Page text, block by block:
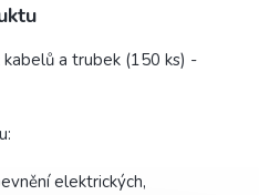
a trubek (150 ks) -
elektrických,